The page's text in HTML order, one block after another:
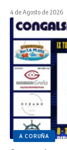
4 de Agosto de 2026
A CORUÑA